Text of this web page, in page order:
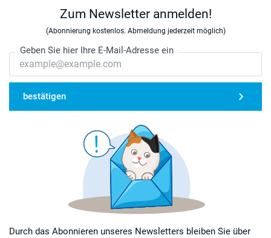
Zum Newsletter anmelden!
(Abonnierung kostenlos. Abmeldung jederzeit möglich)
Geben Sie hier Ihre E-Mail-Adresse ein
bestätigen
Durch das Abonnieren unseres Newsletters bleiben Sie über